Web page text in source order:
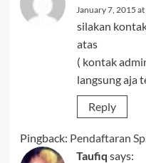
January 7, 2015
silakan
atas
( kontak
langsung aja
Reply
Pingback: Pendaftaran
Taufiq says: